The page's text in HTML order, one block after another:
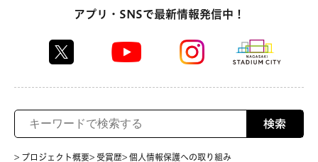
アプリ・SNSで最新情報発信中！
検索
> プロジェクト概要> 受賞歴> 個人情報保護への取り組み